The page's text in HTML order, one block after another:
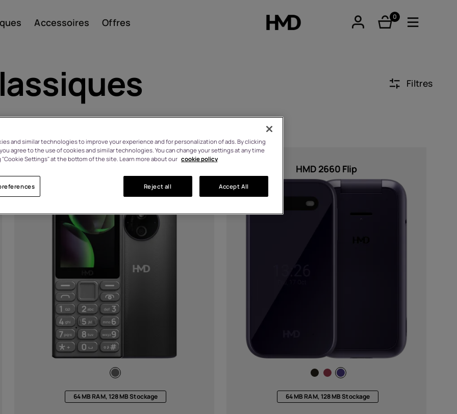
Accessoires Offres
0
éléments
Smartphones
Téléphones
classiques
Accessoires
Offres
Filtres
64 MB RAM, 128 MB Stockage
HMD 2660 Flip
64 MB RAM, 128 MB Stockage
and similar technologies to improve your experience and for personalization of ads. By clicking
agree to the use of cookies and similar technologies. You can change your settings at any time
Settings" at the bottom of the site. Learn more about our cookie policy
Reject all Accept All